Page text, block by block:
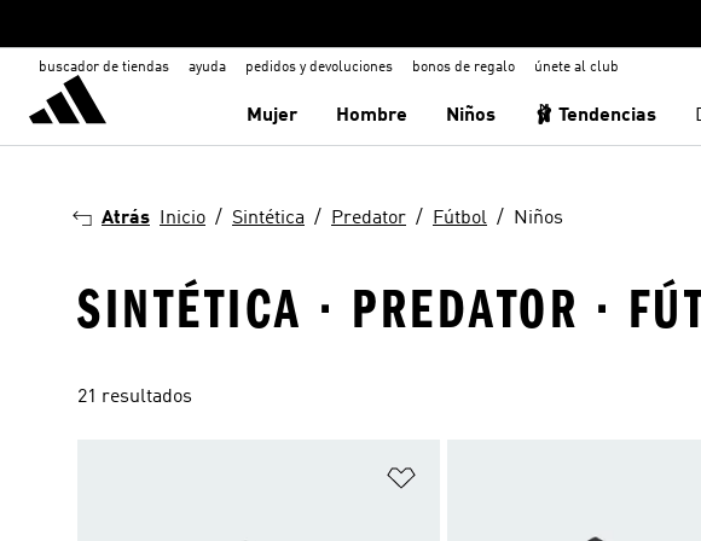
buscador de tiendas ayuda pedidos y devoluciones bonos de regalo únete al club
Mujer Hombre Niños 🩰 Tendencias
Atrás Inicio Sintética Predator Fútbol Niños
SINTÉTICA · PREDATOR ·
21 resultados